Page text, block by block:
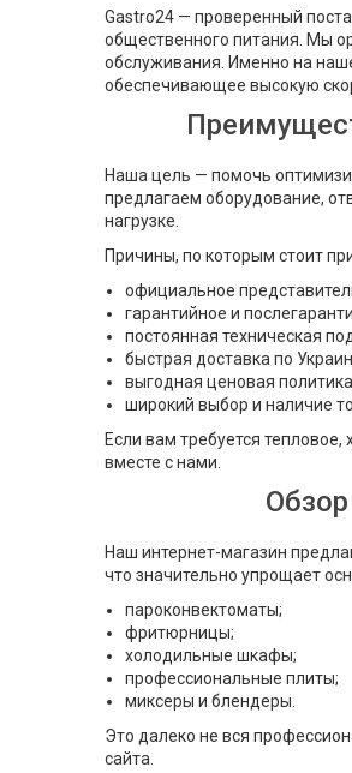
Gastro24 — проверенный
общественного питания. Мы
обслуживания. Именно на
обеспечивающее высокую
Наша цель — помочь
предлагаем оборудование,
нагрузке.
Причины, по которым стоит
официальное
гарантийное и
постоянная техническая
быстрая доставка по
выгодная ценовая
широкий выбор и наличие
Если вам требуется тепловое,
вместе с нами.
Наш интернет-магазин
что значительно упрощает
пароконвектоматы;
фритюрницы;
холодильные шкафы;
профессиональные плиты;
миксеры и блендеры.
Это далеко не вся
сайта.